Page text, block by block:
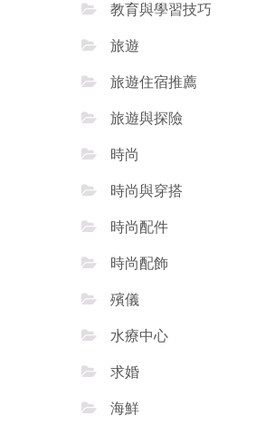
教育與學習技巧
旅遊
旅遊住宿推薦
旅遊與探險
時尚
時尚與穿搭
時尚配件
時尚配飾
殯儀
水療中心
求婚
海鮮